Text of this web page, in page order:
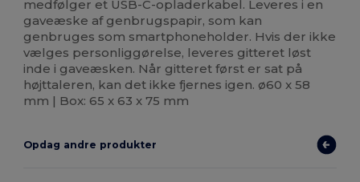
medfølger et USB-C-opladerkabel. Leveres i en
gaveæske af genbrugspapir, som kan
genbruges som smartphoneholder. Hvis der ikke
vælges personliggørelse, leveres gitteret løst
inde i gaveæsken. Når gitteret først er sat på
højttaleren, kan det ikke fjernes igen. ø60 x 58
mm | Box: 65 x 63 x 75 mm
Opdag andre produkter